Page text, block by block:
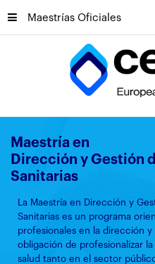
Maestrías Oficiales
Maestría en
Dirección y Gestión
Sanitarias
La Maestría en Dirección y
Sanitarias es un programa
profesionales en la dirección y
obligación de profesionalizar
salud tanto en el sector